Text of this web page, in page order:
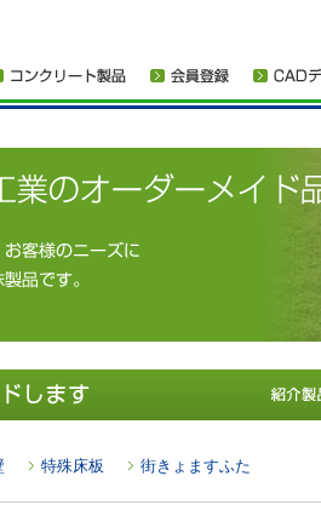
特殊床板 街きょますふた